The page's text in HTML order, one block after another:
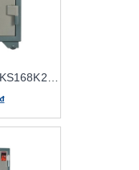
bị tính